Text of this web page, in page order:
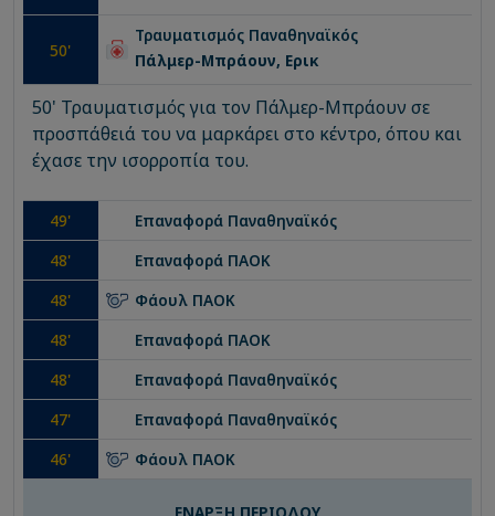
50'
Τραυματισμός Παναθηναϊκός
Πάλμερ-Μπράουν, Ερικ
50' Τραυματισμός για τον Πάλμερ-Μπράουν σε
προσπάθειά του να μαρκάρει στο κέντρο, όπου και
έχασε την ισορροπία του.
49' Επαναφορά Παναθηναϊκός
48' Επαναφορά ΠΑΟΚ
48' Φάουλ ΠΑΟΚ
48' Επαναφορά ΠΑΟΚ
48' Επαναφορά Παναθηναϊκός
47' Επαναφορά Παναθηναϊκός
46' Φάουλ ΠΑΟΚ